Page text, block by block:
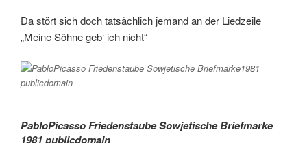
Da stört sich doch tatsächlich jemand an der Liedzeile
„Meine Söhne geb‘ ich nicht“
PabloPicasso Friedenstaube Sowjetische Briefmarke
1981 publicdomain